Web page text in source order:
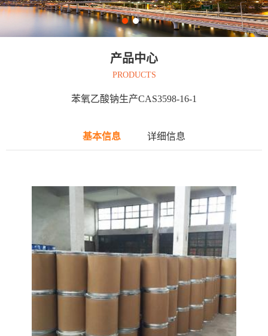
产品中心
PRODUCTS
苯氧乙酸钠生产CAS3598-16-1
基本信息 详细信息